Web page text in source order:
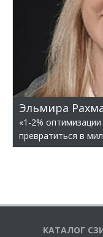
Эльмира
«1-2%
превратиться в
КАТАЛОГ